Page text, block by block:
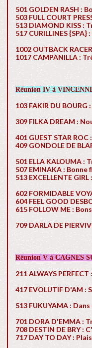
501 GOLDEN RASH :
503 FULL COURT
513 DIAMOND KISS :
517 CURILLINES
1002 OUTBACK
1017 CAMPANILLA :
Réunion IV à
103 FAKIR DU
309 FILKA DREAM :
401 GUEST STAR
409 GONDOLE DE
501 ELLA KALOUMA :
507 EMINAKA : Bonne
513 EXCELLENTE
602 FORMIDABLE
604 FEEL GOOD
615 FOLLOW ME :
709 DARLA DE
Réunion V à CAGNES
211 ALWAYS
417 EVOLUTIF D'AM :
513 FUKUYAMA :
701 DORA D'EMMA :
708 DESTIN DE BRY
717 DAY TO DAY :